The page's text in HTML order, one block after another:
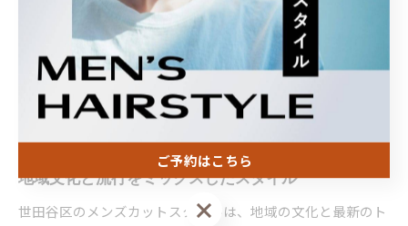
も引き出されます。スタイリストとの相談を通じて、髪質や
骨格に適したカスタマイズが可能で、日々のスタイリングも
簡単になります。また、スタイリング剤の選び方やケア方法
についてもアドバイスを受けることで、自宅でもサロン品質
の仕上がりを実現できます。これにより、毎日の生活に自信
地域文化と流行をミックスしたスタイル
世田谷区のメンズカットスタイルは、地域の文化と最新のト
ご予約はこちら
ご予約はこちら